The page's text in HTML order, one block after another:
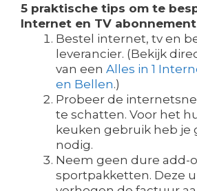
5 praktische tips om te
Internet en TV abonnement
Bestel internet, tv en
leverancier. (Bekijk
van een Alles in 1
en Bellen.)
Probeer de
te schatten. Voor het
keuken gebruik heb je
nodig.
Neem geen dure add-
sportpakketten. Deze